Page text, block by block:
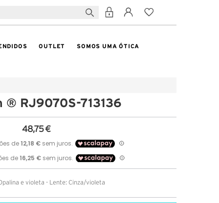
OUTLET SOMOS UMA ÓTICA
® RJ9070S-713136
48,75 €
e violeta - Lente: Cinza/violeta